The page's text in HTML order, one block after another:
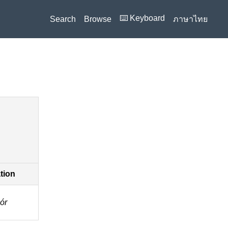
Search Browse ⌨️ Keyboard ภาษาไทย